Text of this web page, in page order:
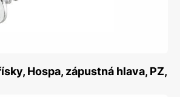
Hospa, zápustná hlava, PZ,